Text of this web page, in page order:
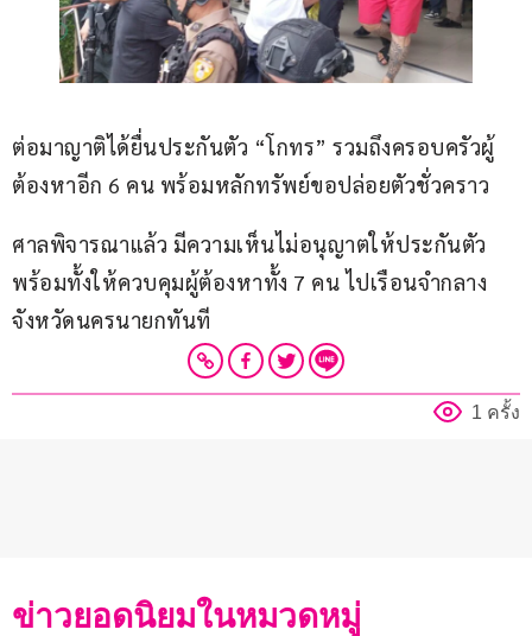
ต่อมาญาติได้ยื่นประกันตัว “โกทร” รวมถึงครอบครัวผู้
ต้องหาอีก 6 คน พร้อมหลักทรัพย์ขอปล่อยตัวชั่วคราว
ศาลพิจารณาแล้ว มีความเห็นไม่อนุญาตให้ประกันตัว
พร้อมทั้งให้ควบคุมผู้ต้องหาทั้ง 7 คน ไปเรือนจำกลาง
จังหวัดนครนายกทันที
1 ครั้ง
ข่าวยอดนิยมในหมวดหมู่